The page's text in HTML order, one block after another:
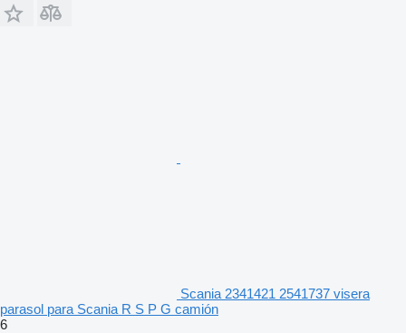
Scania 2341421 2541737 visera
parasol para Scania R S P G camión
6